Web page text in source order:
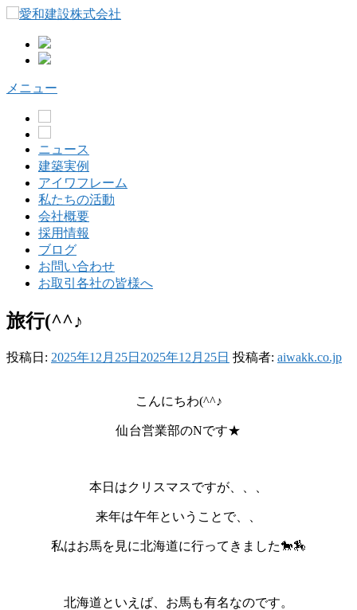
へ
メニュー
ニュース
建築実例
アイワフレーム
私たちの活動
会社概要
採用情報
ブログ
お問い合わせ
お取引各社の皆様へ
旅行(^^♪
投稿日: 2025年12月25日 2025年12月25日 投稿者: aiwakk.co.jp
こんにちわ(^^♪
仙台営業部のNです★
本日はクリスマスですが、、、
来年は午年ということで、、
私はお馬を見に北海道に行ってきました🐎🏇
北海道といえば、お馬も有名なのです。